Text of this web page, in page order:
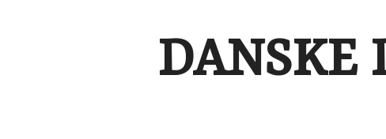
DANSKE